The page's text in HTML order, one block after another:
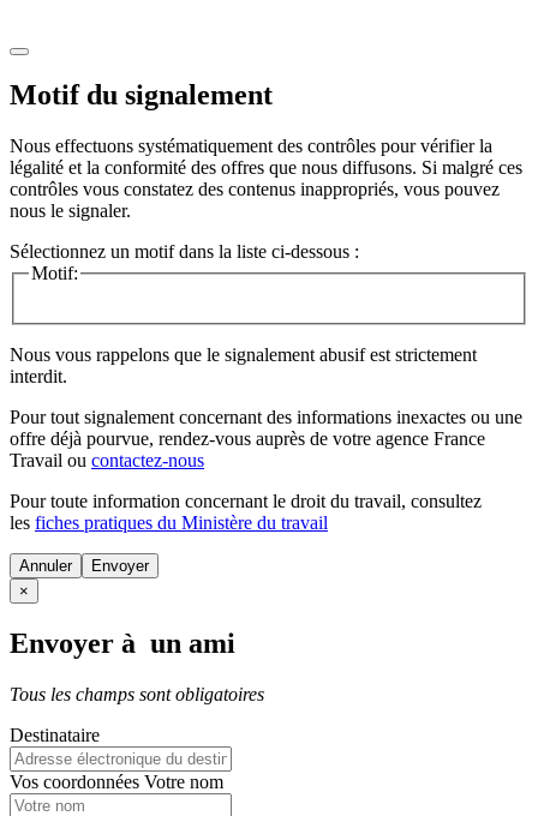
Motif du signalement
Nous effectuons systématiquement des contrôles pour vérifier la
légalité et la conformité des offres que nous diffusons. Si malgré ces
contrôles vous constatez des contenus inappropriés, vous pouvez
nous le signaler.
Sélectionnez un motif dans la liste ci-dessous :
Motif:
Nous vous rappelons que le signalement abusif est strictement
interdit.
Pour tout signalement concernant des informations inexactes ou une
offre déjà pourvue, rendez-vous auprès de votre agence France
Travail ou contactez-nous
Pour toute information concernant le droit du travail, consultez
les fiches pratiques du Ministère du travail
Annuler
×
Envoyer à un ami
Tous les champs sont obligatoires
Destinataire
Vos coordonnées Votre nom